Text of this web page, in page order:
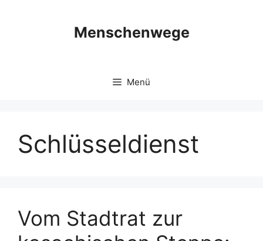
Menschenwege
Menü
Schlüsseldienst
Vom Stadtrat zur